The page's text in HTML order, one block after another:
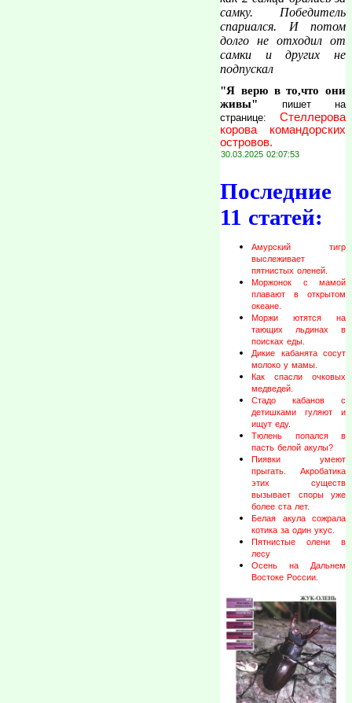
самку. Победитель
спариался. И потом
долго не отходил от
самки и других не
подпускал
"Я верю в то,что они
живы" пишет на
странице: Стеллерова
корова командорских
островов.
30.03.2025 02:07:53
Последние
11 статей:
Амурский тигр
выслеживает
пятнистых оленей.
Моржонок с мамой
плавают в открытом
океане.
Моржи ютятся на
тающих льдинах в
поисках еды.
Дикие кабанята сосут
молоко у мамы.
Как спасли очковых
медведей.
Стадо кабанов с
детишками гуляют и
ищут еду.
Тюлень попался в
пасть белой акулы?
Пиявки умеют
прыгать. Акробатика
этих существ
вызывает споры уже
более ста лет.
Белая акула сожрала
котика за один укус.
Пятнистые олени в
лесу
Осень на Дальнем
Востоке России.